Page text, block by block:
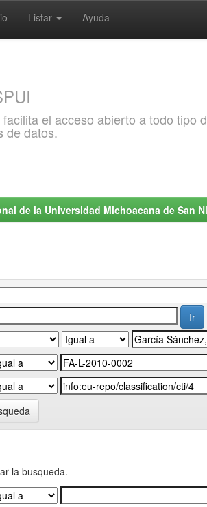
Listar Ayuda
el acceso abierto a todo tipo
de datos.
de la Universidad Michoacana de San
la busqueda.